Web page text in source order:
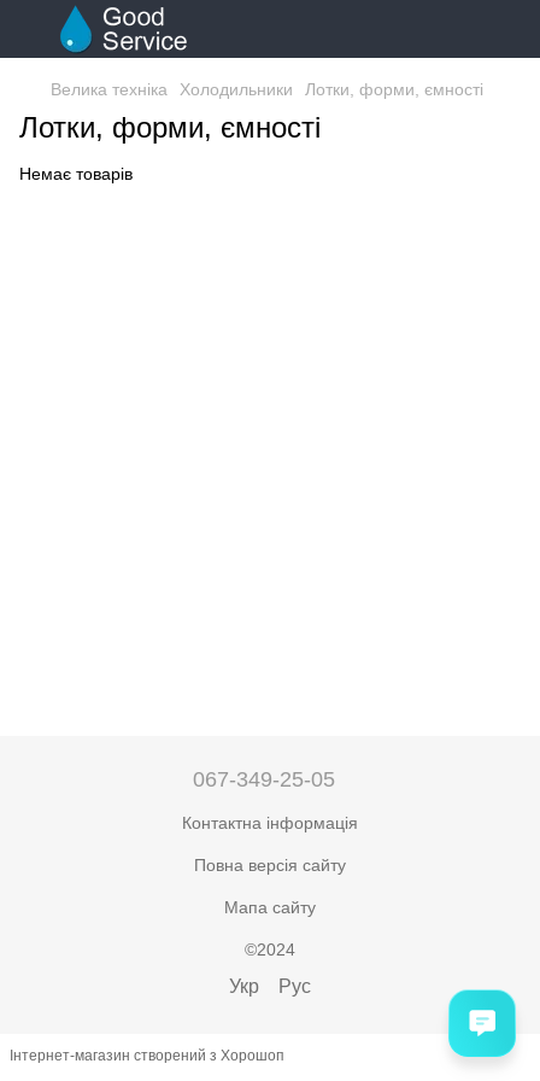
Велика техніка Холодильники Лотки, форми, ємності
Лотки, форми, ємності
Немає товарів
067-349-25-05
Контактна інформація
Повна версія сайту
Мапа сайту
©2024
Укр Рус
Інтернет-магазин створений з Хорошоп